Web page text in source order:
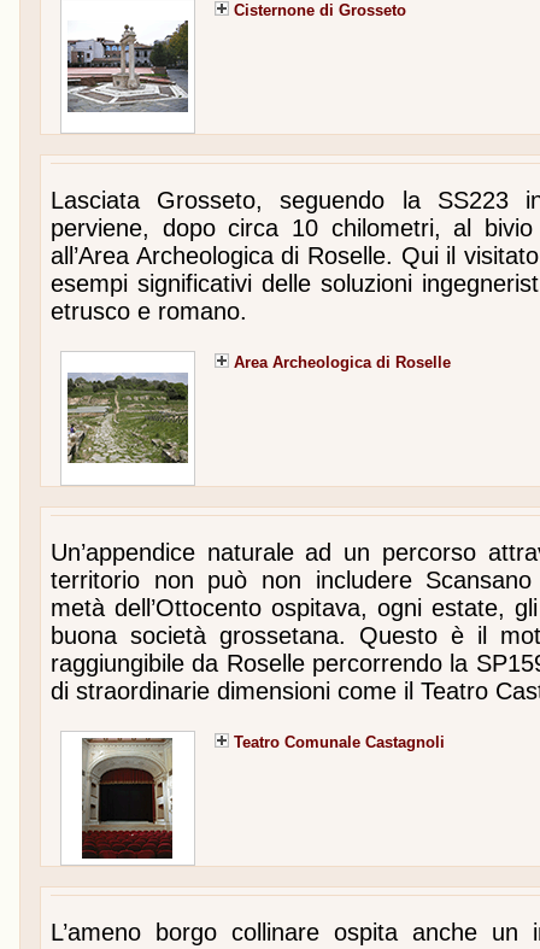
Cisternone di Grosseto
Lasciata Grosseto, seguendo la SS223
perviene, dopo circa 10 chilometri, al
all’Area Archeologica di Roselle. Qui il
esempi significativi delle soluzioni
etrusco e romano.
Area Archeologica di Roselle
Un’appendice naturale ad un percorso
territorio non può non includere
metà dell’Ottocento ospitava, ogni estate,
buona società grossetana. Questo è il
raggiungibile da Roselle percorrendo la
di straordinarie dimensioni come il Teatro
Teatro Comunale Castagnoli
L’ameno borgo collinare ospita anche un